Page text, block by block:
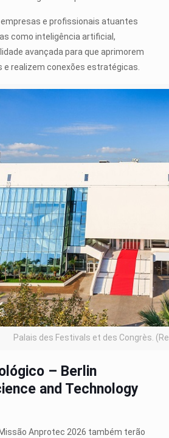
e profissionais atuantes
como inteligência artificial,
avançada para que aprimorem
e realizem conexões estratégicas.
Palais des Festivals et des Congrès.
– Berlin
and Technology
Anprotec 2026 também terão